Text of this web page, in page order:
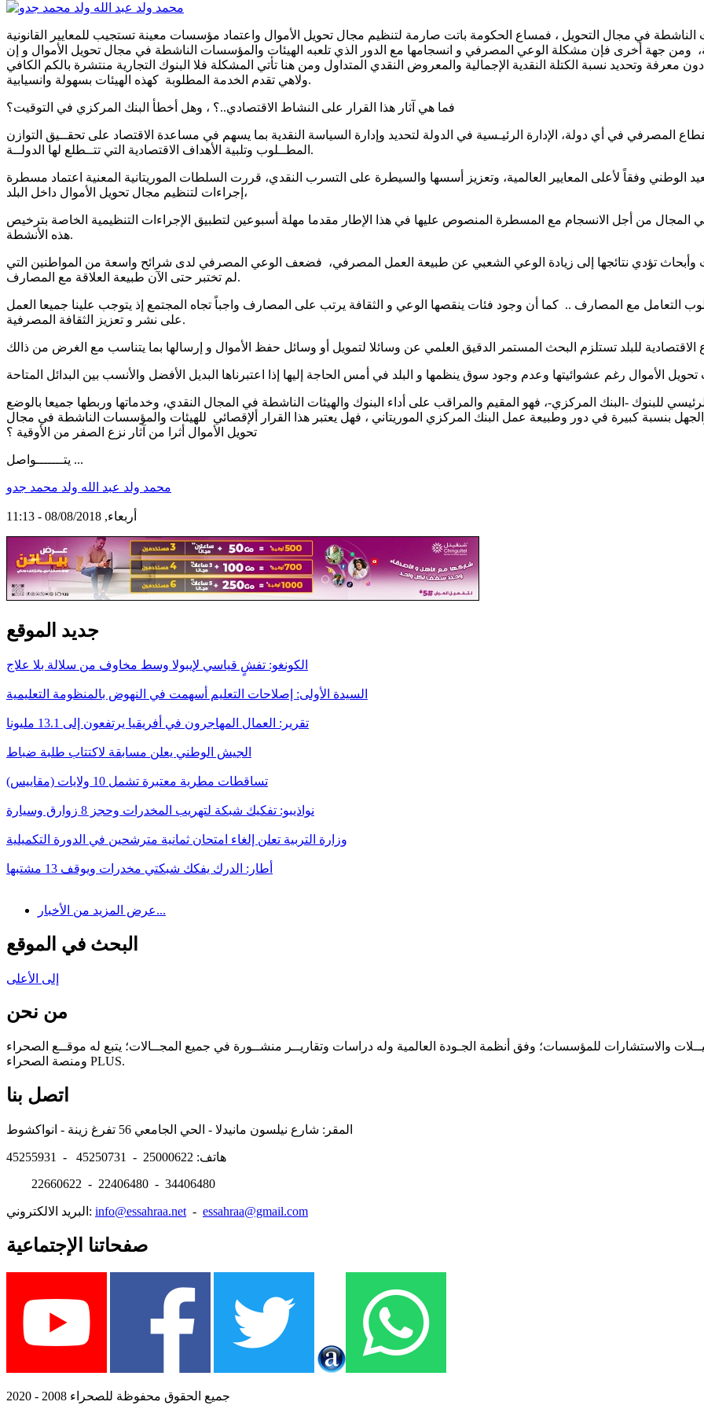
في مجال التحويل ، فمساع الحكومة باتت صارمة لتنظيم مجال تحويل الأموال واعتماد مؤسسات معينة تستجيب للمعايير القانونية
ومن جهة أخرى فإن مشكلة الوعي المصرفي و انسجامها مع الدور الذي تلعبه الهيئات والمؤسسات الناشطة في مجال تحويل الأموال و إن
وتحديد نسبة الكتلة النقدية الإجمالية والمعروض النقدي المتداول ومن هنا تأتي المشكلة فلا البنوك التجارية منتشرة بالكم الكافي
ولاهي تقدم الخدمة المطلوبة كهذه الهيئات بسهولة وانسيابية.
فما هي آثار هذا القرار على النشاط الاقتصادي..؟ ، وهل أخطأ البنك المركزي في التوقيت؟
المصرفي في أي دولة، الإدارة الرئيـسية في الدولة لتحديد وإدارة السياسة النقدية بما يسهم في مساعدة الاقتصاد على تحقــيق التوازن
المطــلوب وتلبية الأهداف الاقتصادية التي تتــطلع لها الدولــة.
الوطني وفقاً لأعلى المعايير العالمية، وتعزيز أسسها والسيطرة على التسرب النقدي، قررت السلطات الموريتانية المعنية اعتماد مسطرة
إجراءات لتنظيم مجال تحويل الأموال داخل البلد،
في المجال من أجل الانسجام مع المسطرة المنصوص عليها في هذا الإطار مقدما مهلة أسبوعين لتطبيق الإجراءات التنظيمية الخاصة بترخيص
هذه الأنشطة.
تؤدي نتائجها إلى زيادة الوعي الشعبي عن طبيعة العمل المصرفي، فضعف الوعي المصرفي لدى شرائح واسعة من المواطنين التي
لم تختبر حتى الآن طبيعة العلاقة مع المصارف.
التعامل مع المصارف .. كما أن وجود فئات ينقصها الوعي و الثقافة يرتب على المصارف واجباً تجاه المجتمع إذ يتوجب علينا جميعا العمل
على نشر و تعزيز الثقافة المصرفية.
للبنوك -البنك المركزي-، فهو المقيم والمراقب على أداء البنوك والهيئات الناشطة في المجال النقدي، وخدماتها وربطها جميعا بالوضع
بنسبة كبيرة في دور وطبيعة عمل البنك المركزي الموريتاني ، فهل يعتبر هذا القرار ألإقصائي للهيئات والمؤسسات الناشطة في مجال
تحويل الأموال أثرا من آثار نزع الصفر من الأوقية ؟
يتـــــــواصل ...
محمد ولد عبد الله ولد محمد جدو
أربعاء, 08/08/2018 - 11:13
جديد الموقع
الكونغو: تفشٍ قياسي لإيبولا وسط مخاوف من سلالة بلا علاج
السيدة الأولى: إصلاحات التعليم أسهمت في النهوض بالمنظومة التعليمية
تقرير: العمال المهاجرون في أفريقيا يرتفعون إلى 13.1 مليونا
الجيش الوطني يعلن مسابقة لاكتتاب طلبة ضباط
تساقطات مطرية معتبرة تشمل 10 ولايات (مقاييس)
نواذيبو: تفكيك شبكة لتهريب المخدرات وحجز 8 زوارق وسيارة
وزارة التربية تعلن إلغاء امتحان ثمانية مترشحين في الدورة التكميلية
أطار: الدرك يفكك شبكتي مخدرات ويوقف 13 مشتبها
عرض المزيد من الأخبار...
البحث في الموقع
إلى الأعلى
من نحن
والاستشارات للمؤسسات؛ وفق أنظمة الجـودة العالمية وله دراسات وتقاريــر منشــورة في جميع المجــالات؛ يتبع له موقــع الصحراء
ومنصة الصحراء PLUS.
اتصل بنا
هاتف: 25000622 - 45250731 - 45255931
22660622 - 22406480 - 34406480
البريد الالكتروني: info@essahraa.net - essahraa@gmail.com
صفحاتنا الإجتماعية
جميع الحقوق محفوظة للصحراء 2008 - 2020